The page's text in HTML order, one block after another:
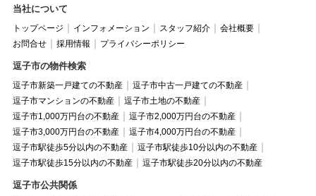
当社について
トップページ インフォメーション スタッフ紹介
会社概要
お問合せ
採用情報 プライバシーポリシー
逗子市の物件検索
逗子市新築一戸建ての不動産
逗子市中古一戸建ての不動産
逗子市マンションの不動産
逗子市土地の不動産
逗子市1,000万円台の不動産
逗子市2,000万円台の不動産
逗子市3,000万円台の不動産
逗子市4,000万円台の不動産
逗子市駅徒歩5分以内の不動産
逗子市駅徒歩10分以内の不動産
逗子市駅徒歩15分以内の不動産
逗子市駅徒歩20分以内の不動産
逗子市公共関係